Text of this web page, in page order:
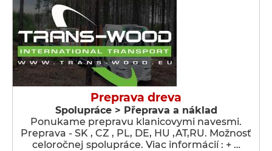
Preprava dreva
Spolupráce > Přeprava a náklad
Ponukame prepravu klanicovymi navesmi.
Preprava - SK , CZ , PL, DE, HU ,AT,RU. Možnosť
celoročnej spolupráce. Viac informácií : + …